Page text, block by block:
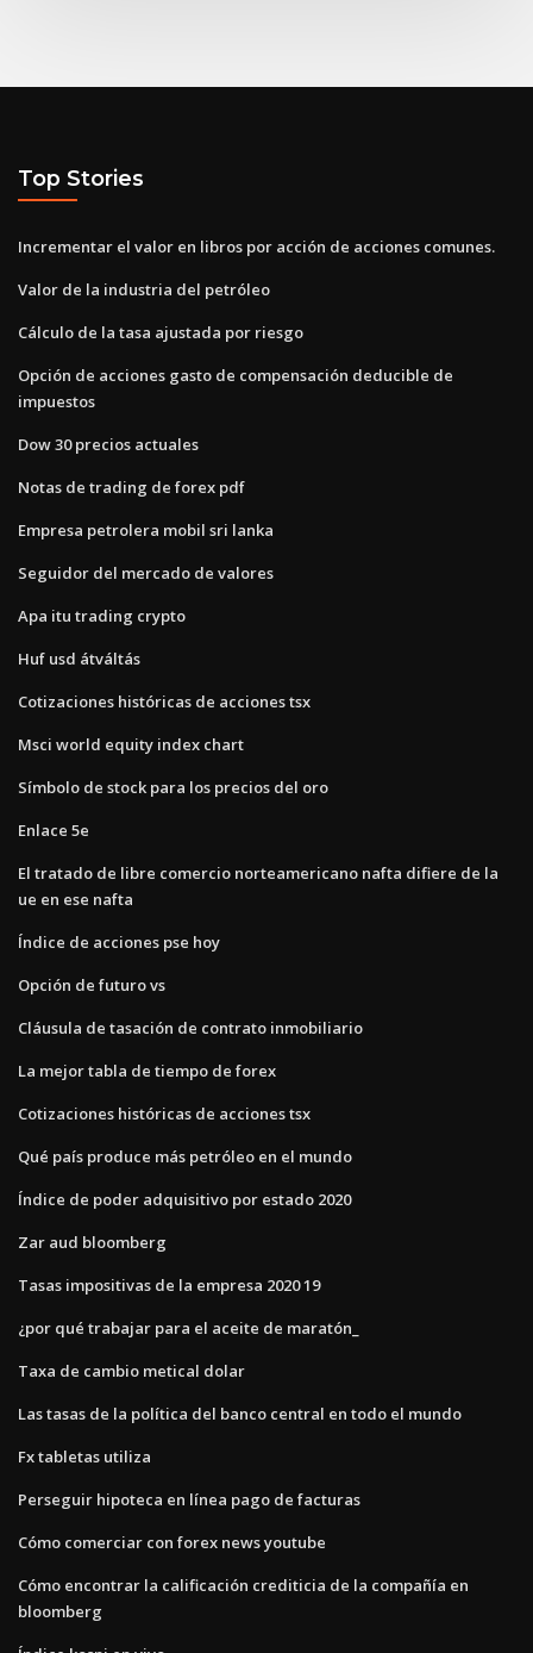
Top Stories
Incrementar el valor en libros por acción de acciones comunes.
Valor de la industria del petróleo
Cálculo de la tasa ajustada por riesgo
Opción de acciones gasto de compensación deducible de
impuestos
Dow 30 precios actuales
Notas de trading de forex pdf
Empresa petrolera mobil sri lanka
Seguidor del mercado de valores
Apa itu trading crypto
Huf usd átváltás
Cotizaciones históricas de acciones tsx
Msci world equity index chart
Símbolo de stock para los precios del oro
Enlace 5e
El tratado de libre comercio norteamericano nafta difiere de la
ue en ese nafta
Índice de acciones pse hoy
Opción de futuro vs
Cláusula de tasación de contrato inmobiliario
La mejor tabla de tiempo de forex
Cotizaciones históricas de acciones tsx
Qué país produce más petróleo en el mundo
Índice de poder adquisitivo por estado 2020
Zar aud bloomberg
Tasas impositivas de la empresa 2020 19
¿por qué trabajar para el aceite de maratón_
Taxa de cambio metical dolar
Las tasas de la política del banco central en todo el mundo
Fx tabletas utiliza
Perseguir hipoteca en línea pago de facturas
Cómo comerciar con forex news youtube
Cómo encontrar la calificación crediticia de la compañía en
bloomberg